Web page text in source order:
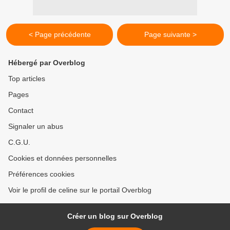
< Page précédente Page suivante >
Hébergé par Overblog
Top articles
Pages
Contact
Signaler un abus
C.G.U.
Cookies et données personnelles
Préférences cookies
Voir le profil de celine sur le portail Overblog
Créer un blog sur Overblog